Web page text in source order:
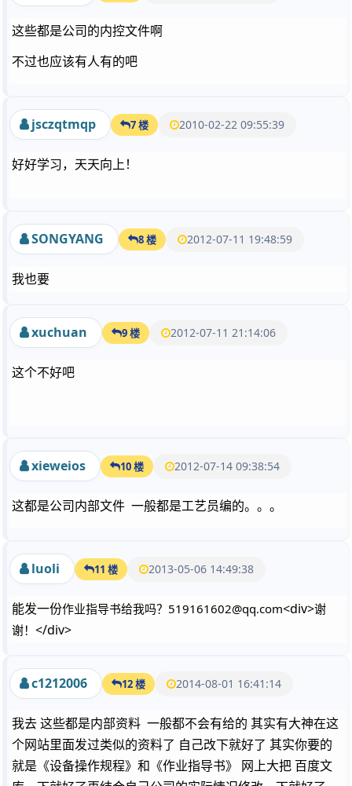
这些都是公司的内控文件啊
不过也应该有人有的吧
jsczqtmqp 7 楼 2010-02-22 09:55:39
好好学习，天天向上！
SONGYANG 8 楼 2012-07-11 19:48:59
我也要
xuchuan 9 楼 2012-07-11 21:14:06
这个不好吧
xieweios 10 楼 2012-07-14 09:38:54
这都是公司内部文件 一般都是工艺员编的。。。
luoli 11 楼 2013-05-06 14:49:38
能发一份作业指导书给我吗？519161602@qq.com<div>谢
谢！ </div>
c1212006 12 楼 2014-08-01 16:41:14
我去 这些都是内部资料 一般都不会有给的 其实有大神在这
个网站里面发过类似的资料了 自己改下就好了 其实你要的
就是《设备操作规程》和《作业指导书》 网上大把 百度文